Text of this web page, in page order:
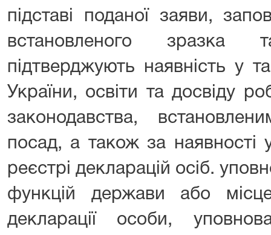
підставі поданої заяви,
встановленого зразка
підтверджують наявність у
України, освіти та досвіду
законодавства,
посад, а також за
реєстрі декларацій осіб.
функцій держави або
декларації особи,